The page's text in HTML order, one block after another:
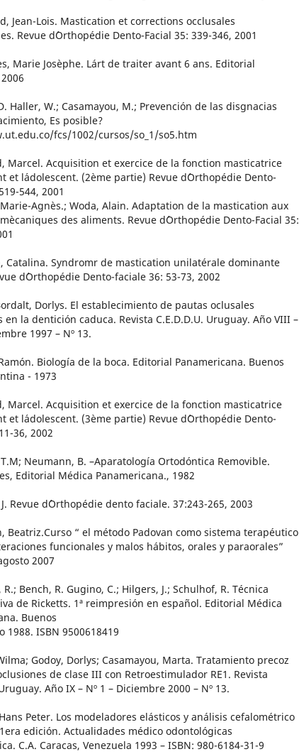
Jean-Lois. Mastication et corrections occlusales
Revue d´Orthopédie Dento-Facial 35: 339-346, 2001
Marie Josèphe. Lárt de traiter avant 6 ans. Editorial
Haller, W.; Casamayou, M.; Prevención de las disgnacias
Es posible?
fcs/1002/cursos/so_1/so5.htm
Marcel. Acquisition et exercice de la fonction masticatrice
et l´adolescent. (2ème partie) Revue d´Orthopédie Dento-
544, 2001
Agnès.; Woda, Alain. Adaptation de la mastication aux
des aliments. Revue d´Orthopédie Dento-Facial 35:
Catalina. Syndromr de mastication unilatérale dominante
d´Orthopédie Dento-faciale 36: 53-73, 2002
Dorlys. El establecimiento de pautas oclusales
en la dentición caduca. Revista C.E.D.D.U. Uruguay. Año VIII –
1997 – Nº 13.
Biología de la boca. Editorial Panamericana. Buenos
- 1973
Marcel. Acquisition et exercice de la fonction masticatrice
et l´adolescent. (3ème partie) Revue d´Orthopédie Dento-
36, 2002
Neumann, B. –Aparatología Ortodóntica Removible.
Editorial Médica Panamericana., 1982
Revue d´Orthopédie dento faciale. 37:243-265, 2003
Beatriz.Curso “ el método Padovan como sistema terapéutico
funcionales y malos hábitos, orales y paraorales”
2007
R.; Bench, R. Gugino, C.; Hilgers, J.; Schulhof, R. Técnica
de Ricketts. 1ª reimpresión en español. Editorial Médica
Buenos
1988. ISBN 9500618419
Godoy, Dorlys; Casamayou, Marta. Tratamiento precoz
de clase III con Retroestimulador RE1. Revista
Año IX – Nº 1 – Diciembre 2000 – Nº 13.
Peter. Los modeladores elásticos y análisis cefalométrico
edición. Actualidades médico odontológicas
C.A. Caracas, Venezuela 1993 – ISBN: 980-6184-31-9